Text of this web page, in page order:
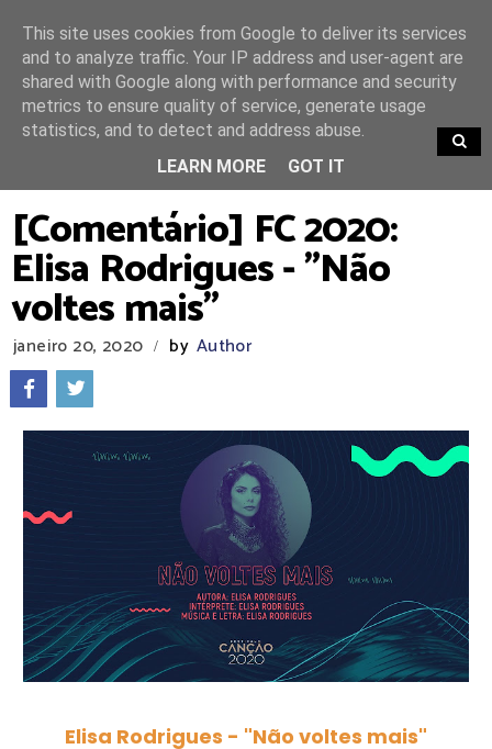
TRENDING
[Comentário] FC 2020:
Elisa Rodrigues - "Não
voltes mais"
janeiro 20, 2020 / by Author
Elisa Rodrigues - "Não voltes mais"
This site uses cookies from Google to deliver its services
and to analyze traffic. Your IP address and user-agent are
shared with Google along with performance and security
metrics to ensure quality of service, generate usage
statistics, and to detect and address abuse.
LEARN MORE
GOT IT